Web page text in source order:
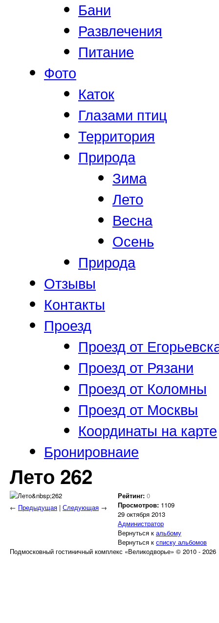
Бани
Развлечения
Питание
Фото
Каток
Глазами птиц
Территория
Природа
Зима
Лето
Весна
Осень
Природа
Отзывы
Контакты
Проезд
Проезд от
Проезд от Рязани
Проезд от Коломны
Проезд от Москвы
Координаты на карте
Бронировнаие
Лето 262
← Предыдущая | Следующая →
Рейтинг: 0
Просмотров: 1109
29 октября 2013
Администратор
Вернуться к альбому
Вернуться к списку альбомов
Подмосковный гостиничный комплекс «Великодворье» © 2010 - 2026